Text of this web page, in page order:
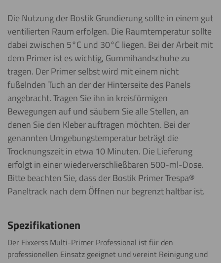
Die Nutzung der Bostik Grundierung sollte in einem gut
ventilierten Raum erfolgen. Die Raumtemperatur sollte
dabei zwischen 5°C und 30°C liegen. Bei der Arbeit mit
dem Primer ist es wichtig, Gummihandschuhe zu
tragen. Der Primer selbst wird mit einem nicht
fußelnden Tuch an der der Hinterseite des Panels
angebracht. Tragen Sie ihn in kreisförmigen
Bewegungen auf und säubern Sie alle Stellen, an
denen Sie den Kleber auftragen möchten. Bei der
genannten Umgebungstemperatur beträgt die
Trocknungszeit in etwa 10 Minuten. Die Lieferung
erfolgt in einer wiederverschließbaren 500-ml-Dose.
Bitte beachten Sie, dass der Bostik Primer Trespa®
Paneltrack nach dem Öffnen nur begrenzt haltbar ist.
Spezifikationen
Der Fixxerss Multi-Primer Professional ist für den
professionellen Einsatz geeignet und vereint Reinigung und